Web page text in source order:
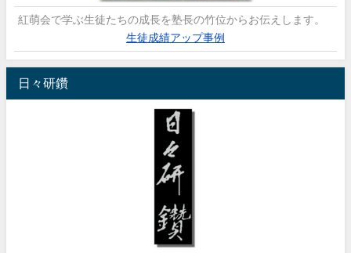
紅萌会で学ぶ生徒たちの成長を塾長の竹位からお伝えします。
生徒成績アップ事例
日々研鑽